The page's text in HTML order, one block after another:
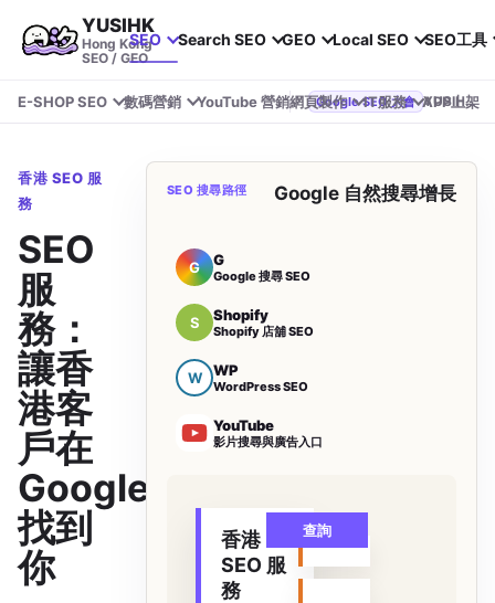
YUSIHK
Hong Kong
SEO / GEO
SEO Search SEO GEO Local SEO SEO工具
E-SHOP SEO 數碼營銷 YouTube 營銷網頁製作 IT服務 APP上架
Google SEO 大會 YUSIHK 近期參加 Google Search Central Live
香港 SEO 服
務
SEO
服
務：
讓香
港客
戶在
Google
找到
你
SEO 搜尋路徑 Google 自然搜尋增長
G G
Google 搜尋 SEO
S Shopify
Shopify 店舖 SEO
W WP
WordPress SEO
YouTube
影片搜尋與廣告入口
香港
SEO 服
務
查詢